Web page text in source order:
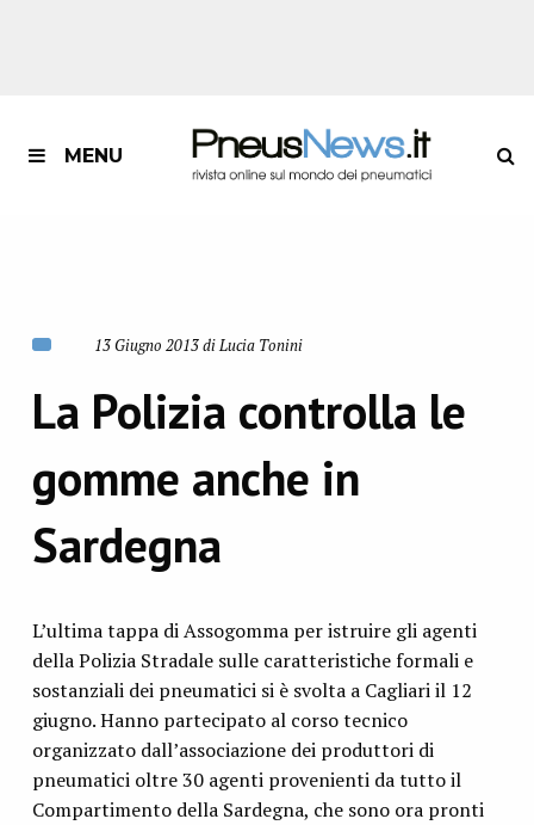
MENU
13 Giugno 2013 di Lucia Tonini
La Polizia controlla le
gomme anche in
Sardegna
L’ultima tappa di Assogomma per istruire gli agenti
della Polizia Stradale sulle caratteristiche formali e
sostanziali dei pneumatici si è svolta a Cagliari il 12
giugno. Hanno partecipato al corso tecnico
organizzato dall’associazione dei produttori di
pneumatici oltre 30 agenti provenienti da tutto il
Compartimento della Sardegna, che sono ora pronti